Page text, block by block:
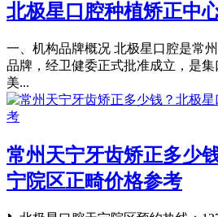
北极星口腔种植矫正中
一、机构品牌概况 北极星口腔是常
品牌，经卫健委正式批准成立，是集
美...
常州天宁牙齿矫正多少
宁院区正畸价格参考